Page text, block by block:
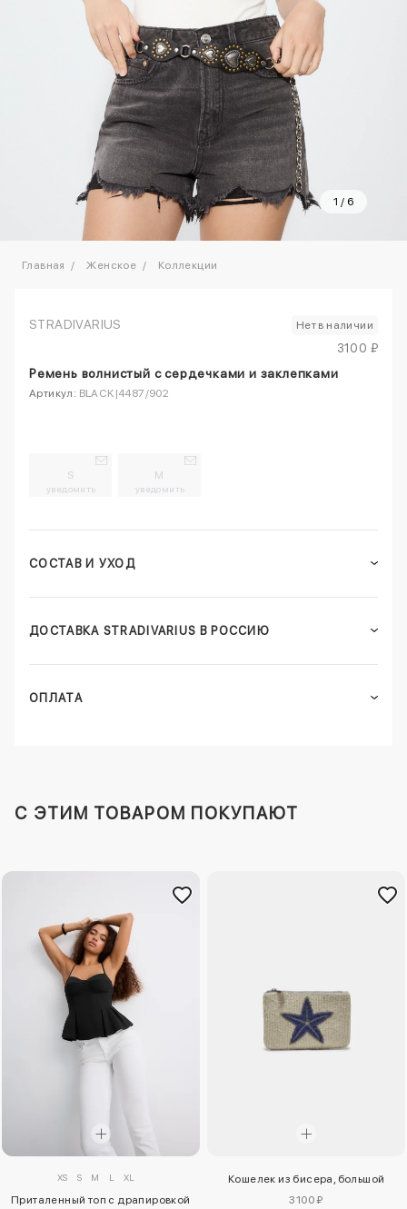
1 / 6
Главная Женское Коллекции
STRADIVARIUS Нет в наличии
3100 ₽
Ремень волнистый с сердечками и заклепками
Артикул: BLACK|4487/902
S
уведомить
M
уведомить
СОСТАВ И УХОД
ДОСТАВКА STRADIVARIUS В РОССИЮ
ОПЛАТА
C ЭТИМ ТОВАРОМ ПОКУПАЮТ
XS S M L XL
Приталенный топ с драпировкой
Кошелек из бисера, большой
3100 ₽